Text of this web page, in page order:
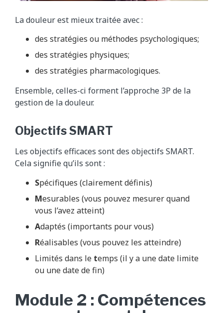
La douleur est mieux traitée avec :
des stratégies ou méthodes psychologiques;
des stratégies physiques;
des stratégies pharmacologiques.
Ensemble, celles-ci forment l’approche 3P de la
gestion de la douleur.
Objectifs SMART
Les objectifs efficaces sont des objectifs SMART.
Cela signifie qu’ils sont :
Spécifiques (clairement définis)
Mesurables (vous pouvez mesurer quand
vous l’avez atteint)
Adaptés (importants pour vous)
Réalisables (vous pouvez les atteindre)
Limités dans le temps (il y a une date limite
ou une date de fin)
Module 2 : Compétences